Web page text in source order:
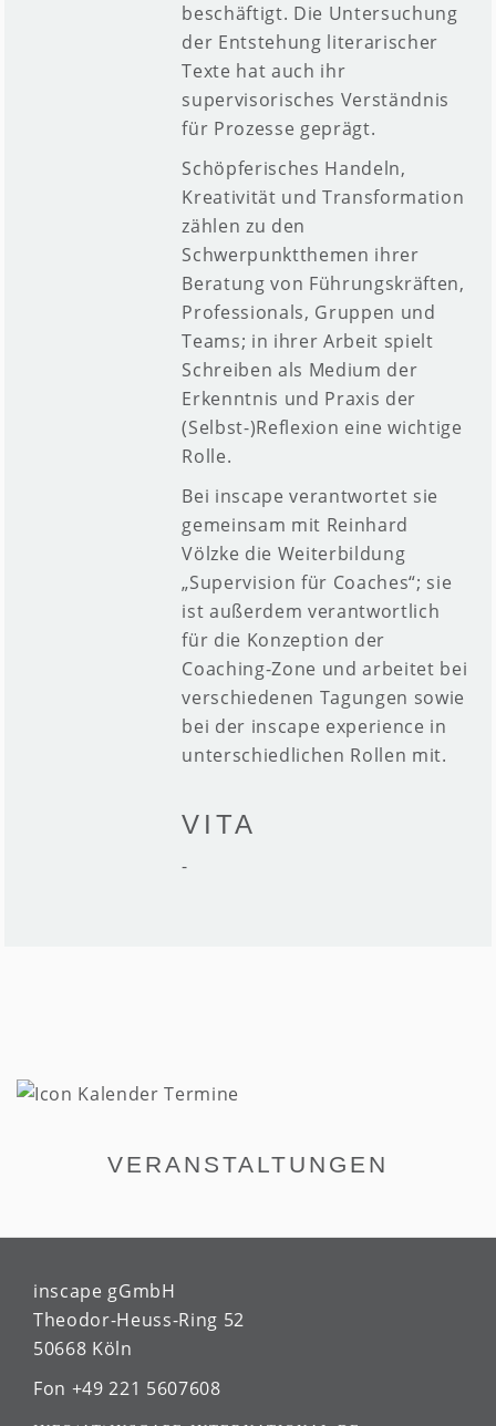
beschäftigt. Die Untersuchung
der Entstehung literarischer
Texte hat auch ihr
supervisorisches Verständnis
für Prozesse geprägt.
Schöpferisches Handeln,
Kreativität und Transformation
zählen zu den
Schwerpunktthemen ihrer
Beratung von Führungskräften,
Professionals, Gruppen und
Teams; in ihrer Arbeit spielt
Schreiben als Medium der
Erkenntnis und Praxis der
(Selbst-)Reflexion eine wichtige
Rolle.
Bei inscape verantwortet sie
gemeinsam mit Reinhard
Völzke die Weiterbildung
„Supervision für Coaches“; sie
ist außerdem verantwortlich
für die Konzeption der
Coaching-Zone und arbeitet bei
verschiedenen Tagungen sowie
bei der inscape experience in
unterschiedlichen Rollen mit.
VITA
-
VERANSTALTUNGEN
inscape gGmbH
Theodor-Heuss-Ring 52
50668 Köln
Fon +49 221 5607608